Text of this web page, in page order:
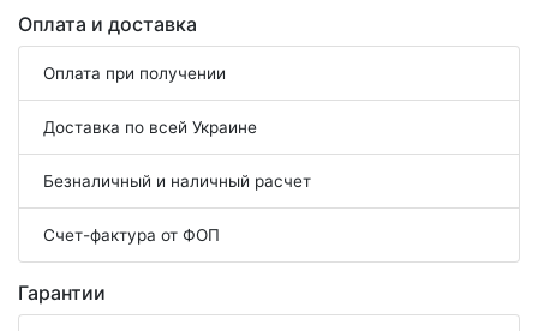
Оплата и доставка
Оплата при получении
Доставка по всей Украине
Безналичный и наличный расчет
Счет-фактура от ФОП
Гарантии